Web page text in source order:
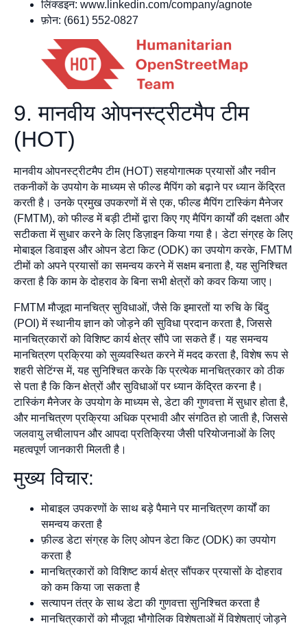
लिंक्डइन: www.linkedin.com/company/agnote
फ़ोन: (661) 552-0827
9. मानवीय ओपनस्ट्रीटमैप टीम
(HOT)
मानवीय ओपनस्ट्रीटमैप टीम (HOT) सहयोगात्मक प्रयासों और नवीन
तकनीकों के उपयोग के माध्यम से फील्ड मैपिंग को बढ़ाने पर ध्यान केंद्रित
करती है। उनके प्रमुख उपकरणों में से एक, फील्ड मैपिंग टास्किंग मैनेजर
(FMTM), को फील्ड में बड़ी टीमों द्वारा किए गए मैपिंग कार्यों की दक्षता और
सटीकता में सुधार करने के लिए डिज़ाइन किया गया है। डेटा संग्रह के लिए
मोबाइल डिवाइस और ओपन डेटा किट (ODK) का उपयोग करके, FMTM
टीमों को अपने प्रयासों का समन्वय करने में सक्षम बनाता है, यह सुनिश्चित
करता है कि काम के दोहराव के बिना सभी क्षेत्रों को कवर किया जाए।
FMTM मौजूदा मानचित्र सुविधाओं, जैसे कि इमारतों या रुचि के बिंदु
(POI) में स्थानीय ज्ञान को जोड़ने की सुविधा प्रदान करता है, जिससे
मानचित्रकारों को विशिष्ट कार्य क्षेत्र सौंपे जा सकते हैं। यह समन्वय
मानचित्रण प्रक्रिया को सुव्यवस्थित करने में मदद करता है, विशेष रूप से
शहरी सेटिंग्स में, यह सुनिश्चित करके कि प्रत्येक मानचित्रकार को ठीक
से पता है कि किन क्षेत्रों और सुविधाओं पर ध्यान केंद्रित करना है।
टास्किंग मैनेजर के उपयोग के माध्यम से, डेटा की गुणवत्ता में सुधार होता है,
और मानचित्रण प्रक्रिया अधिक प्रभावी और संगठित हो जाती है, जिससे
जलवायु लचीलापन और आपदा प्रतिक्रिया जैसी परियोजनाओं के लिए
महत्वपूर्ण जानकारी मिलती है।
मुख्य विचार:
मोबाइल उपकरणों के साथ बड़े पैमाने पर मानचित्रण कार्यों का
समन्वय करता है
फ़ील्ड डेटा संग्रह के लिए ओपन डेटा किट (ODK) का उपयोग
करता है
मानचित्रकारों को विशिष्ट कार्य क्षेत्र सौंपकर प्रयासों के दोहराव
को कम किया जा सकता है
सत्यापन तंत्र के साथ डेटा की गुणवत्ता सुनिश्चित करता है
मानचित्रकारों को मौजूदा भौगोलिक विशेषताओं में विशेषताएं जोड़ने